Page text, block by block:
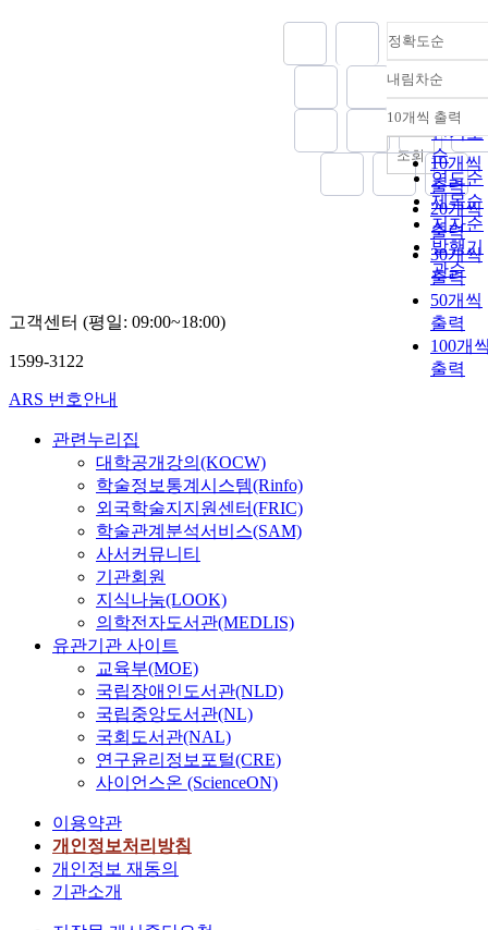
정확도순
정확도
순
인기도
순
연도순
제목순
저자순
발행기
관순
내림차순
내림차
10개씩 출력
10개씩
출력
20개씩
출력
30개씩
출력
50개씩
출력
100개
출력
조회
고객센터 (평일: 09:00~18:00)
1599-3122
ARS 번호안내
관련누리집
대학공개강의(KOCW)
학술정보통계시스템(Rinfo)
외국학술지지원센터(FRIC)
학술관계분석서비스(SAM)
사서커뮤니티
기관회원
지식나눔(LOOK)
의학전자도서관(MEDLIS)
유관기관 사이트
교육부(MOE)
국립장애인도서관(NLD)
국립중앙도서관(NL)
국회도서관(NAL)
연구윤리정보포털(CRE)
사이언스온 (ScienceON)
이용약관
개인정보처리방침
개인정보 재동의
기관소개